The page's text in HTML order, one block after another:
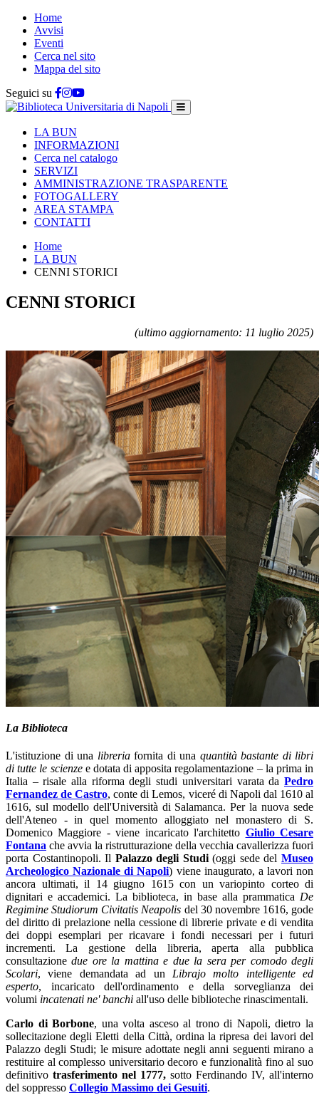
Home
Avvisi
Eventi
Cerca nel sito
Mappa del sito
Seguici su
LA BUN
INFORMAZIONI
Cerca nel catalogo
SERVIZI
AMMINISTRAZIONE TRASPARENTE
FOTOGALLERY
AREA STAMPA
CONTATTI
Home
LA BUN
CENNI STORICI
CENNI STORICI
(ultimo aggiornamento: 11 luglio 2025)
La Biblioteca
L'istituzione di una libreriafornita di una quantità bastante di libri
di tutte le scienze e dotata di apposita regolamentazione – la prima in
Italia – risale alla riforma degli studi universitari varata da Pedro
Fernandez de Castro, conte di Lemos, viceré di Napoli dal 1610 al
1616, sul modello dell'Università di Salamanca. Per la nuova sede
dell'Ateneo - in quel momento alloggiato nel monastero di S.
Domenico Maggiore - viene incaricato l'architetto Giulio Cesare
Fontana che avvia la ristrutturazione della vecchia cavallerizza fuori
porta Costantinopoli. Il Palazzo degli Studi(oggi sede delMuseo
Archeologico Nazionale di Napoli) viene inaugurato, a lavori non
ancora ultimati, il 14 giugno 1615 con un variopinto corteo di
dignitari e accademici. La biblioteca, in base alla prammatica De
Regimine Studiorum Civitatis Neapolis del 30 novembre 1616, gode
del diritto di prelazione nella cessione di librerie private e di vendita
dei doppi esemplari per ricavare i fondi necessari per i futuri
incrementi. La gestione della libreria, aperta alla pubblica
consultazionedue ore la mattina e due la sera per comodo degli
Scolari, viene demandata ad un Librajo molto intelligente ed
esperto, incaricato dell'ordinamento e della sorveglianza dei
volumi incatenati ne' banchi all'uso delle biblioteche rinascimentali.
Carlo di Borbone, una volta asceso al trono di Napoli, dietro la
sollecitazione degli Eletti della Città, ordina la ripresa dei lavori del
Palazzo degli Studi; le misure adottate negli anni seguenti mirano a
restituire al complesso universitario decoro e funzionalità fino al suo
definitivo trasferimento nel 1777, sotto Ferdinando IV, all'interno
del soppresso Collegio Massimo dei Gesuiti.